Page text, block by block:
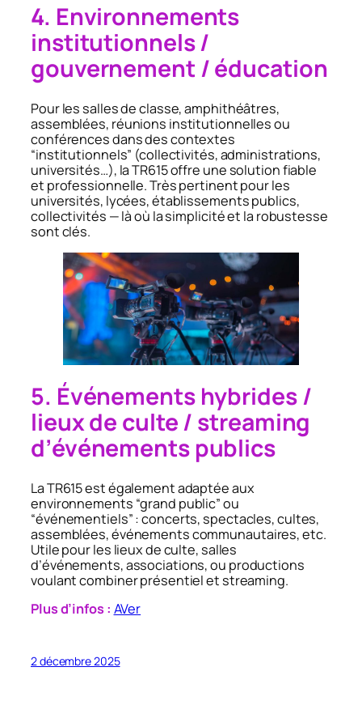
4. Environnements
institutionnels /
gouvernement / éducation
Pour les salles de classe, amphithéâtres,
assemblées, réunions institutionnelles ou
conférences dans des contextes
“institutionnels” (collectivités, administrations,
universités…), la TR615 offre une solution fiable
et professionnelle. Très pertinent pour les
universités, lycées, établissements publics,
collectivités — là où la simplicité et la robustesse
sont clés.
5. Événements hybrides /
lieux de culte / streaming
d’événements publics
La TR615 est également adaptée aux
environnements “grand public” ou
“événementiels” : concerts, spectacles, cultes,
assemblées, événements communautaires, etc.
Utile pour les lieux de culte, salles
d’événements, associations, ou productions
voulant combiner présentiel et streaming.
Plus d’infos : AVer
2 décembre 2025